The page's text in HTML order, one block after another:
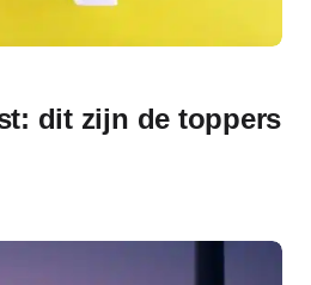
dit zijn de toppers